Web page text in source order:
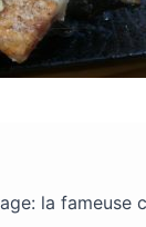
la fameuse